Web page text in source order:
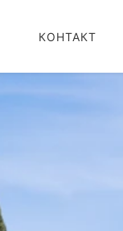
КОНТАКТ